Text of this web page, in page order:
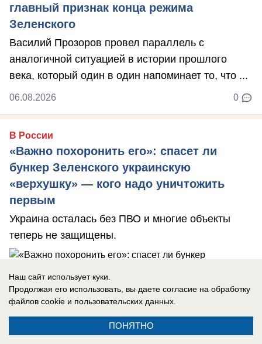
главный признак конца режима
Зеленского
Василий Прозоров провел параллель с
аналогичной ситуацией в истории прошлого
века, который один в один напоминает то, что ...
06.08.2026 0
В России
«Важно похоронить его»: спасет ли
бункер Зеленского украинскую
«верхушку» — кого надо уничтожить
первым
Украина осталась без ПВО и многие объекты
теперь не защищены.
06.08.2026
В России
Наш сайт использует куки.
Продолжая его использовать, вы даете согласие на обработку
файлов cookie и пользовательских данных.
ПОНЯТНО